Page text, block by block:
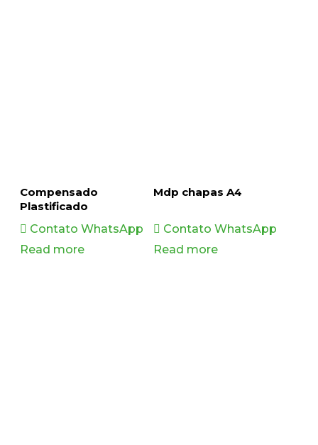
Compensado
Plastificado
Contato WhatsApp
Read more
Mdp chapas A4
Contato WhatsApp
Read more